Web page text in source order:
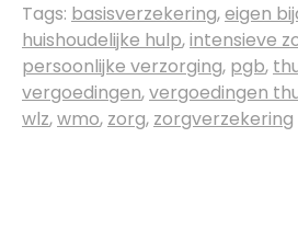
Tags: basisverzekering,eigen
huishoudelijke hulp,intensieve
persoonlijke verzorging, pgb,
vergoedingen,vergoedingen
wlz,wmo, zorg, zorgverzekering